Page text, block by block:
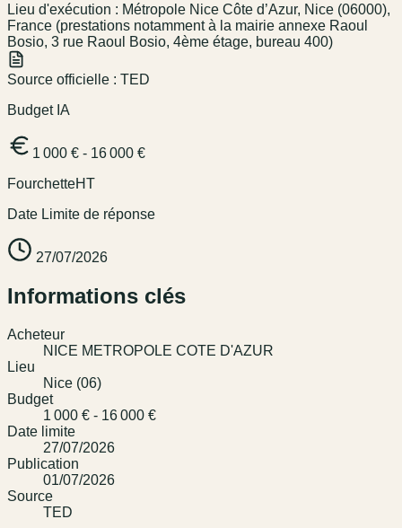
Lieu d'exécution : Métropole Nice Côte d’Azur, Nice (06000),
France (prestations notamment à la mairie annexe Raoul
Bosio, 3 rue Raoul Bosio, 4ème étage, bureau 400)
Source officielle : TED
Budget IA
1 000 € - 16 000 €
FourchetteHT
Date Limite de réponse
27/07/2026
Informations clés
Acheteur
NICE METROPOLE COTE D'AZUR
Lieu
Nice (06)
Budget
1 000 € - 16 000 €
Date limite
27/07/2026
Publication
01/07/2026
Source
TED